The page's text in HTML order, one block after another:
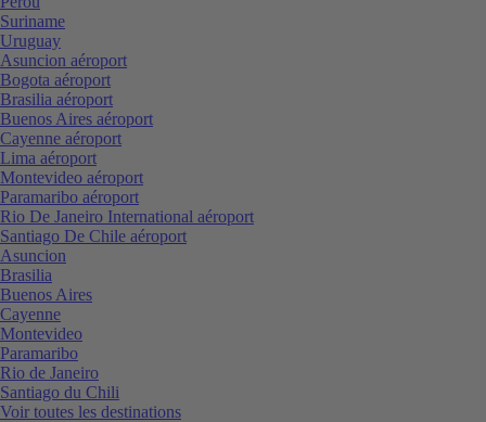
Suriname
Uruguay
Asuncion aéroport
Bogota aéroport
Brasilia aéroport
Buenos Aires aéroport
Cayenne aéroport
Lima aéroport
Montevideo aéroport
Paramaribo aéroport
Rio De Janeiro International aéroport
Santiago De Chile aéroport
Asuncion
Brasilia
Buenos Aires
Cayenne
Montevideo
Paramaribo
Rio de Janeiro
Santiago du Chili
Voir toutes les destinations